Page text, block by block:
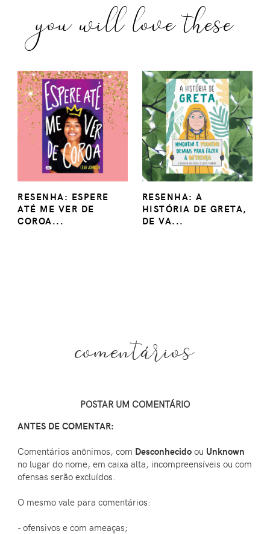
you will love these
RESENHA: ESPERE
ATÉ ME VER DE
COROA...
RESENHA: A
HISTÓRIA DE GRETA,
DE VA...
comentários
POSTAR UM COMENTÁRIO
ANTES DE COMENTAR:
Comentários anônimos, com Desconhecido ou Unknown
no lugar do nome, em caixa alta, incompreensíveis ou com
ofensas serão excluídos.
O mesmo vale para comentários:
- ofensivos e com ameaças;